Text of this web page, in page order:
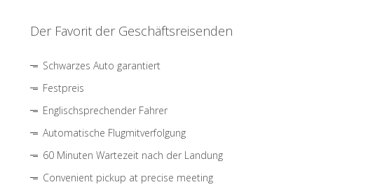
Der Favorit der Geschäftsreisenden
Schwarzes Auto garantiert
Festpreis
Englischsprechender Fahrer
Automatische Flugmitverfolgung
60 Minuten Wartezeit nach der Landung
Convenient pickup at precise meeting